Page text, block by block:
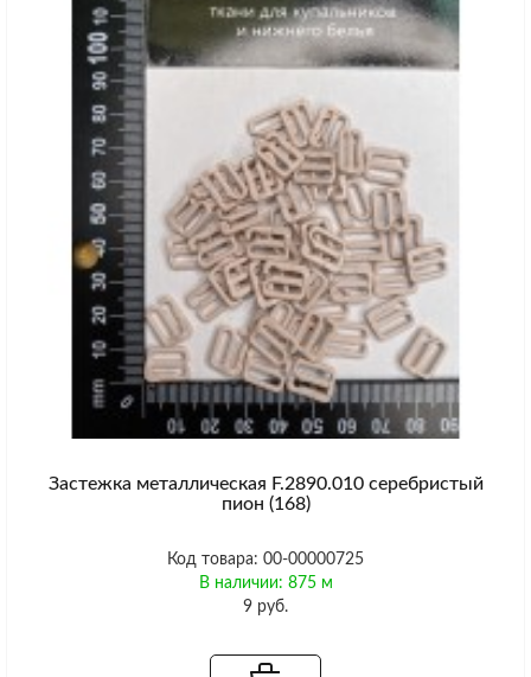
Застежка металлическая F.2890.010 серебристый
пион (168)
Код товара: 00-00000725
В наличии: 875 м
9 руб.